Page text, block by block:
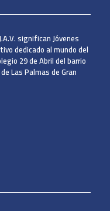
significan Jóvenes
dedicado al mundo del
29 de Abril del barrio
Las Palmas de Gran